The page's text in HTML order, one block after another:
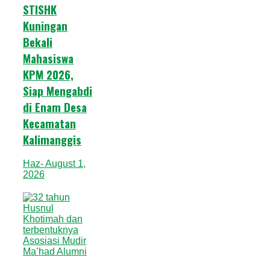
STISHK
Kuningan
Bekali
Mahasiswa
KPM 2026,
Siap Mengabdi
di Enam Desa
Kecamatan
Kalimanggis
Haz- August 1,
2026